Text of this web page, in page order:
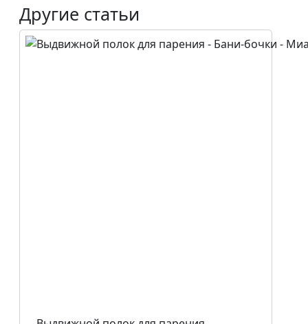
Другие статьи